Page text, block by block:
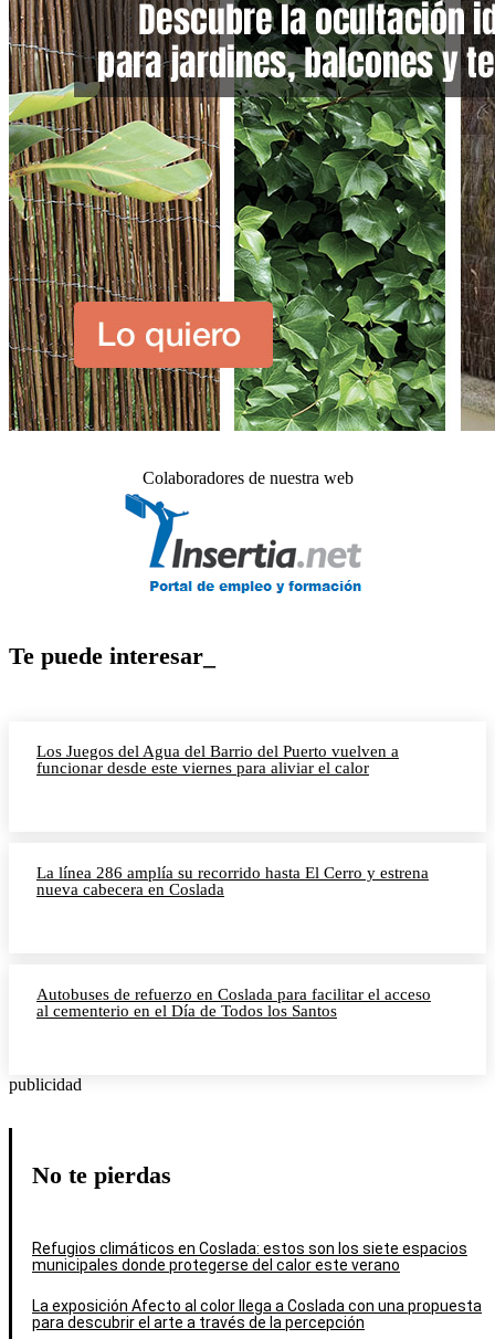
Colaboradores de nuestra web
Te puede interesar_
Los Juegos del Agua del Barrio del Puerto vuelven a
funcionar desde este viernes para aliviar el calor
La línea 286 amplía su recorrido hasta El Cerro y estrena
nueva cabecera en Coslada
Autobuses de refuerzo en Coslada para facilitar el acceso
al cementerio en el Día de Todos los Santos
publicidad
No te pierdas
Refugios climáticos en Coslada: estos son los siete espacios
municipales donde protegerse del calor este verano
La exposición Afecto al color llega a Coslada con una propuesta
para descubrir el arte a través de la percepción